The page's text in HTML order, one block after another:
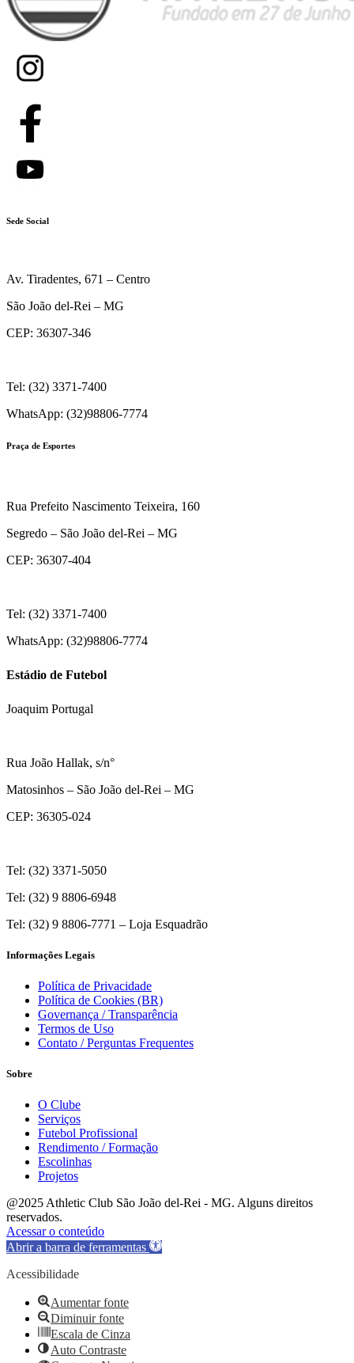
Sede Social
Av. Tiradentes, 671 – Centro
São João del-Rei – MG
CEP: 36307-346
Tel: (32) 3371-7400
WhatsApp: (32)98806-7774
Praça de Esportes
Rua Prefeito Nascimento Teixeira, 160
Segredo – São João del-Rei – MG
CEP: 36307-404
Tel: (32) 3371-7400
WhatsApp: (32)98806-7774
Estádio de Futebol
Joaquim Portugal
Rua João Hallak, s/n°
Matosinhos – São João del-Rei – MG
CEP: 36305-024
Tel: (32) 3371-5050
Tel: (32) 9 8806-6948
Tel: (32) 9 8806-7771 – Loja Esquadrão
Informações Legais
Política de Privacidade
Política de Cookies (BR)
Governança / Transparência
Termos de Uso
Contato / Perguntas Frequentes
Sobre
O Clube
Serviços
Futebol Profissional
Rendimento / Formação
Escolinhas
Projetos
@2025 Athletic Club São João del-Rei - MG. Alguns direitos
reservados.
Acessar o conteúdo
Abrir a barra de ferramentas
Acessibilidade
Aumentar fonte
Diminuir fonte
Escala de Cinza
Auto Contraste